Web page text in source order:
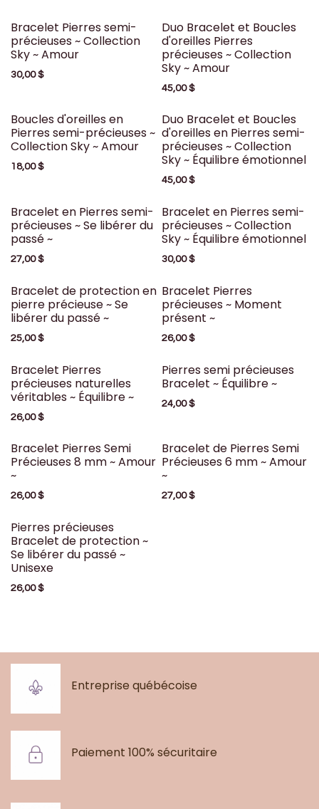
Bracelet Pierres semi-
précieuses ~ Collection
Sky ~ Amour
30,00$
Duo Bracelet et Boucles
d'oreilles Pierres
précieuses ~ Collection
Sky ~ Amour
45,00$
Boucles d'oreilles en
Pierres semi-précieuses ~
Collection Sky ~ Amour
18,00$
Duo Bracelet et Boucles
d'oreilles en Pierres semi-
précieuses ~ Collection
Sky ~ Équilibre émotionnel
45,00$
Bracelet en Pierres semi-
précieuses ~ Se libérer du
passé ~
27,00$
Bracelet en Pierres semi-
précieuses ~ Collection
Sky ~ Équilibre émotionnel
30,00$
Bracelet de protection en
pierre précieuse ~ Se
libérer du passé ~
25,00$
Bracelet Pierres
précieuses ~ Moment
présent ~
26,00$
Bracelet Pierres
précieuses naturelles
véritables ~ Équilibre ~
26,00$
Pierres semi précieuses
Bracelet ~ Équilibre ~
24,00$
Bracelet Pierres Semi
Précieuses 8 mm ~ Amour
~
26,00$
Bracelet de Pierres Semi
Précieuses 6 mm ~ Amour
~
27,00$
Pierres précieuses
Bracelet de protection ~
Se libérer du passé ~
Unisexe
26,00$
Entreprise québécoise
Paiement 100% sécuritaire